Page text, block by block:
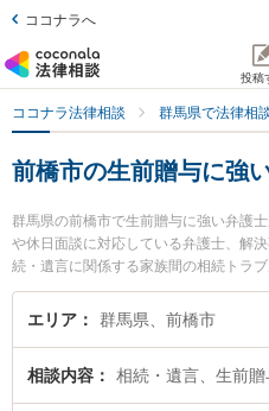
ココナラへ
投稿
ココナラ法律相談 群馬県で法律相
前橋市の生前贈与に強
群馬県の前橋市で生前贈与に強い弁護
や休日面談に対応している弁護士、解
続・遺言に関係する家族間の相続トラ
な分野での絞り込み検索もでき便利で
弁護士やはばたき法律事務所の羽鳥 正
い』『生前贈与のトラブル解決の実績
回相談無料で生前贈与を法律相談でき
エリア 群馬県、前橋市
相談内容 相続・遺言、生前贈